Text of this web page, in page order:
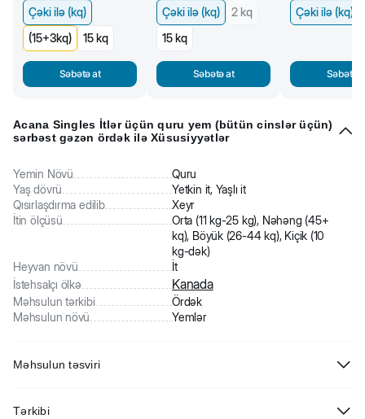
Çəki ilə (kq)
(15+3kq)
15 kq
Səbətə at
Çəki ilə (kq)
2 kq
15 kq
Səbətə at
Çəki ilə (kq)
Səbətə
Acana Singles İtlər üçün quru yem (bütün cinslər üçün)
sərbəst gəzən ördək ilə Xüsusiyyətlər
Yemin Növü
Quru
Yaş dövrü
Yetkin it, Yaşlı it
Qısırlaşdırma edilib
Xeyr
İtin ölçüsü
Orta (11 kg-25 kg), Nəhəng (45+
kq), Böyük (26-44 kq), Kiçik (10
kg-dək)
Heyvan növü
İt
İstehsalçı ölkə
Kanada
Məhsulun tərkibi
Ördək
Məhsulun növü
Yemlər
Məhsulun təsviri
cinslər üçün)
Tərkibi